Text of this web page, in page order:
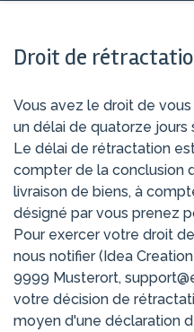
Droit de
Vous avez le droit de
un délai de quatorze jours
Le délai de rétractation
compter de la conclusion
livraison de biens, à
désigné par vous prenez
Pour exercer votre droit
nous notifier (Idea
9999 Musterort,
votre décision de
moyen d'une déclaration